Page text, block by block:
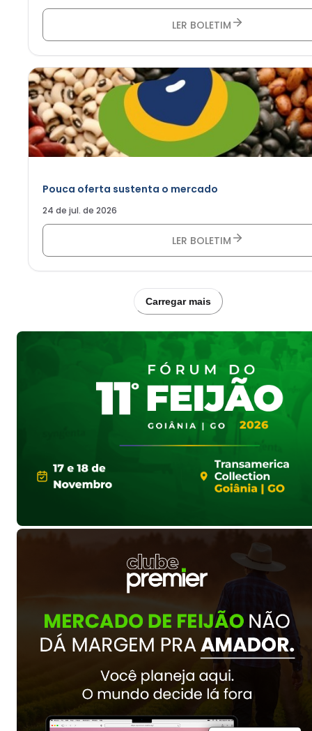
LER BOLETIM
Pouca oferta sustenta o mercado
24 de jul. de 2026
LER BOLETIM
Carregar mais